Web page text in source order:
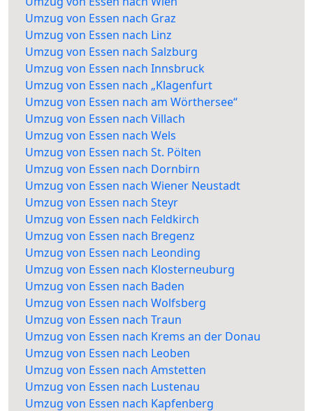
Umzug von Essen nach Graz
Umzug von Essen nach Linz
Umzug von Essen nach Salzburg
Umzug von Essen nach Innsbruck
Umzug von Essen nach „Klagenfurt
Umzug von Essen nach am Wörthersee“
Umzug von Essen nach Villach
Umzug von Essen nach Wels
Umzug von Essen nach St. Pölten
Umzug von Essen nach Dornbirn
Umzug von Essen nach Wiener Neustadt
Umzug von Essen nach Steyr
Umzug von Essen nach Feldkirch
Umzug von Essen nach Bregenz
Umzug von Essen nach Leonding
Umzug von Essen nach Klosterneuburg
Umzug von Essen nach Baden
Umzug von Essen nach Wolfsberg
Umzug von Essen nach Traun
Umzug von Essen nach Krems an der Donau
Umzug von Essen nach Leoben
Umzug von Essen nach Amstetten
Umzug von Essen nach Lustenau
Umzug von Essen nach Kapfenberg